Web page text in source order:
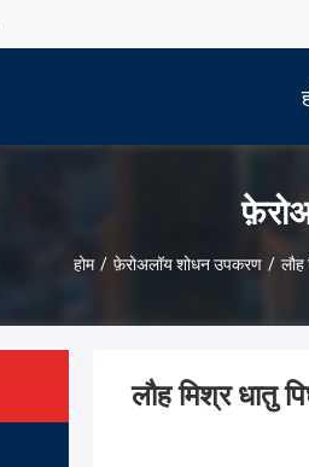
होम / फ़ेरोअलॉय शोधन उपकरण / लौह
लौह मिश्र धातु